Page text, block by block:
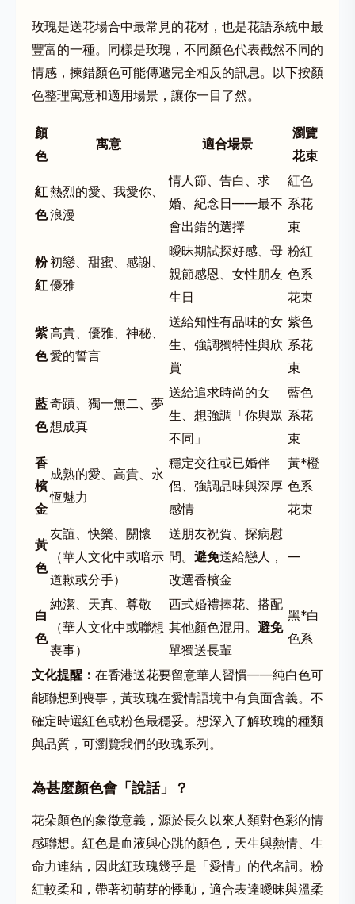
玫瑰是送花場合中最常見的花材，也是花語系統中最
豐富的一種。同樣是玫瑰，不同顏色代表截然不同的
情感，揀錯顏色可能傳遞完全相反的訊息。以下按顏
色整理寓意和適用場景，讓你一目了然。
顏
色
寓意 適合場景
瀏覽
花束
紅
色
熱烈的愛、我愛你、
浪漫
情人節、告白、求
婚、紀念日——最不
會出錯的選擇
紅色
系花
束
粉
紅
初戀、甜蜜、感謝、
優雅
曖昧期試探好感、母
親節感恩、女性朋友
生日
粉紅
色系
花束
紫
色
高貴、優雅、神秘、
愛的誓言
送給知性有品味的女
生、強調獨特性與欣
賞
紫色
系花
束
藍
色
奇蹟、獨一無二、夢
想成真
送給追求時尚的女
生、想強調「你與眾
不同」
藍色
系花
束
香
檳
金
成熟的愛、高貴、永
恆魅力
穩定交往或已婚伴
侶、強調品味與深厚
感情
黃*橙
色系
花束
黃
色
友誼、快樂、關懷
（華人文化中或暗示
道歉或分手）
送朋友祝賀、探病慰
問。 避免送給戀人，
改選香檳金
—
白
色
純潔、天真、尊敬
（華人文化中或聯想
喪事）
西式婚禮捧花、搭配
其他顏色混用。 避免
單獨送長輩
黑*白
色系
文化提醒： 在香港送花要留意華人習慣——純白色可
能聯想到喪事，黃玫瑰在愛情語境中有負面含義。不
確定時選紅色或粉色最穩妥。想深入了解玫瑰的種類
與品質，可瀏覽我們的玫瑰系列。
為甚麼顏色會「說話」？
花朵顏色的象徵意義，源於長久以來人類對色彩的情
感聯想。紅色是血液與心跳的顏色，天生與熱情、生
命力連結，因此紅玫瑰幾乎是「愛情」的代名詞。粉
紅較柔和，帶著初萌芽的悸動，適合表達曖昧與溫柔